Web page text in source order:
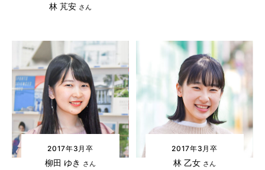
林 芃安 さん
2017年3月卒
柳田 ゆき さん
2017年3月卒
林 乙女 さん